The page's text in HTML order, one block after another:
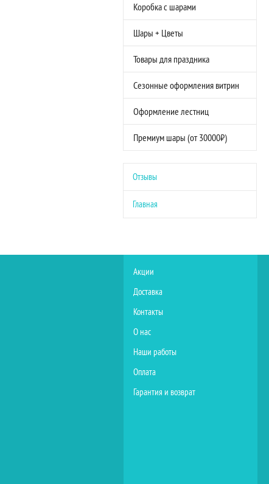
Коробка с шарами
Шары + Цветы
Товары для праздника
Сезонные оформления витрин
Оформление лестниц
Премиум шары (от 30000₽)
Отзывы
Главная
Акции
Доставка
Контакты
О нас
Наши работы
Оплата
Гарантия и возврат